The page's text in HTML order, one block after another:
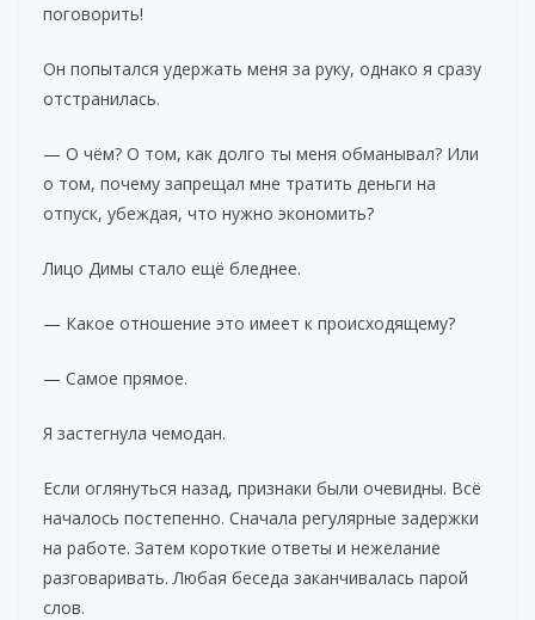
поговорить!
Он попытался удержать меня за руку, однако я сразу
отстранилась.
— О чём? О том, как долго ты меня обманывал? Или
о том, почему запрещал мне тратить деньги на
отпуск, убеждая, что нужно экономить?
Лицо Димы стало ещё бледнее.
— Какое отношение это имеет к происходящему?
— Самое прямое.
Я застегнула чемодан.
Если оглянуться назад, признаки были очевидны. Всё
началось постепенно. Сначала регулярные задержки
на работе. Затем короткие ответы и нежелание
разговаривать. Любая беседа заканчивалась парой
слов.